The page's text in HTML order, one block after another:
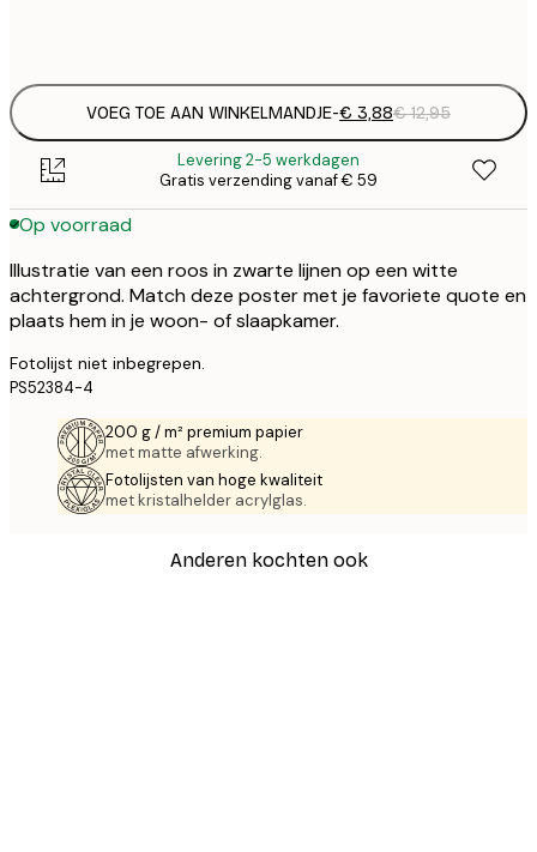
VOEG TOE AAN WINKELMANDJE-€ 3,88€ 12,95
Levering 2-5 werkdagen
Gratis verzending vanaf € 59
Op voorraad
Illustratie van een roos in zwarte lijnen op een witte
achtergrond. Match deze poster met je favoriete quote en
plaats hem in je woon- of slaapkamer.
Fotolijst niet inbegrepen.
PS52384-4
200 g / m² premium papier
met matte afwerking.
Fotolijsten van hoge kwaliteit
met kristalhelder acrylglas.
Anderen kochten ook